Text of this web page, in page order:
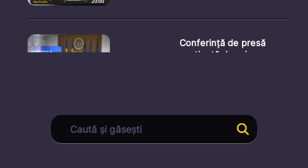
Conferință de presă
susținută de prim-
Ședința Consiliului
Superior al Procurorilor
din